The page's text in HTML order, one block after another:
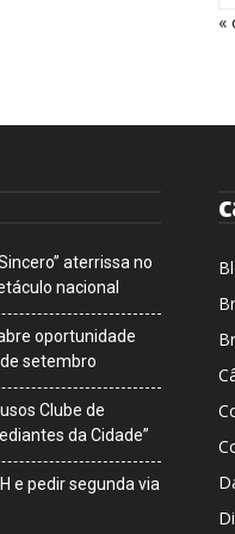
«
aterrissa no
nacional
oportunidade
setembro
Clube de
da Cidade”
e pedir segunda via